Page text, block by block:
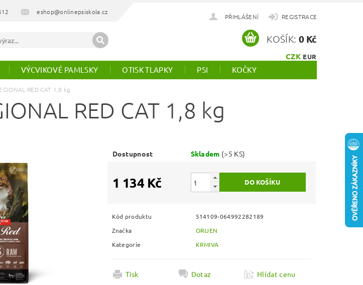
eshop@onlinepsiskola.cz
PŘIHLÁŠENÍ REGISTRACE
CZK EUR
KOŠÍK: 0 Kč
VÝCVIKOVÉ PAMLSKY OTISK TLAPKY PSI KOČKY
RED CAT 1,8 kg
RED CAT 1,8 kg
Dostupnost Skladem (>5 KS)
1 134 Kč
Kód produktu
514109-064992282189
Značka
ORIJEN
Kategorie
KRMIVA
Tisk Dotaz Hlídat cenu